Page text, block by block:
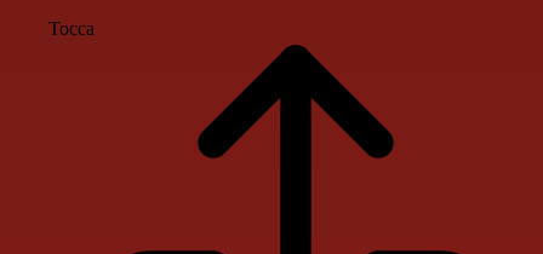
Tocca